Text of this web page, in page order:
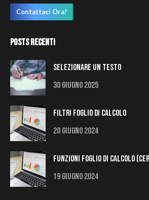
Contattaci Ora!
Posts Recenti
Selezionare un testo
30 Giugno 2025
Filtri Foglio di Calcolo
20 Giugno 2024
Funzioni Foglio di Calcolo
19 Giugno 2024